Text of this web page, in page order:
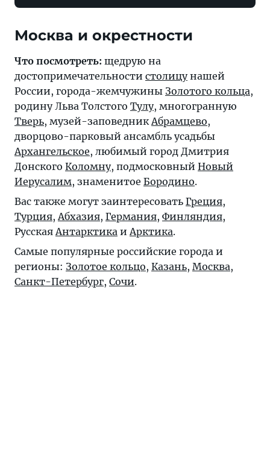
Москва и окрестности
Что посмотреть: щедрую на
достопримечательности столицунашей
России, города-жемчужины Золотого кольца,
родину Льва Толстого Тулу, многогранную
Тверь, музей-заповедник Абрамцево,
дворцово-парковый ансамбль усадьбы
Архангельское, любимый город Дмитрия
Донского Коломну, подмосковный Новый
Иерусалим, знаменитое Бородино.
Вас также могут заинтересовать Греция,
Турция, Абхазия, Германия, Финляндия,
Русская Антарктика и Арктика.
Самые популярные российские города и
регионы: Золотое кольцо, Казань, Москва,
Санкт-Петербург, Сочи.